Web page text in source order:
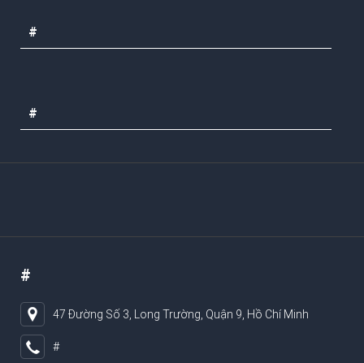
#
#
#
47 Đường Số 3, Long Trường, Quận 9, Hồ Chí Minh
#